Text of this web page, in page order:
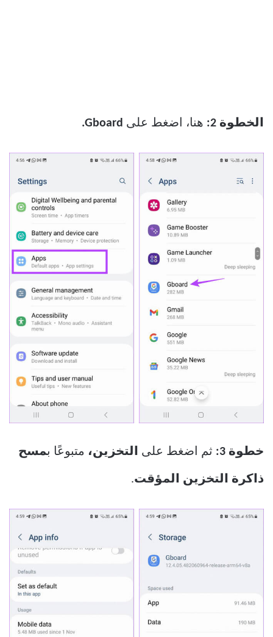
الخطوة 2: هنا، اضغط على Gboard.
خطوة 3: ثم اضغط على التخزين، متبوعًا بمسح
ذاكرة التخزين المؤقت.